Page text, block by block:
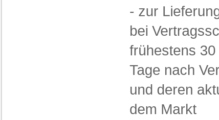
- zur
bei
frühestens 30
Tage nach
und deren
dem Markt